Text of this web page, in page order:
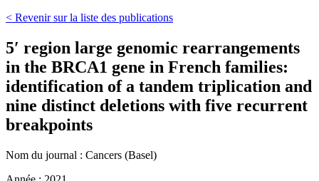
< Revenir sur la liste des publications
5′ region large genomic rearrangements
in the BRCA1 gene in French families:
identification of a tandem triplication and
nine distinct deletions with five recurrent
breakpoints
Nom du journal : Cancers (Basel)